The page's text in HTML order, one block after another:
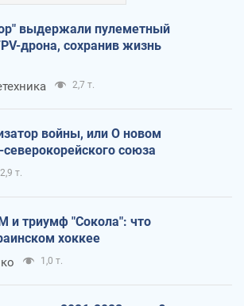
выдержали пулеметный
дрона, сохранив жизнь
2,7 т.
войны, или О новом
северокорейского союза
2,9 т.
и триумф "Сокола": что
хоккее
1,0 т.